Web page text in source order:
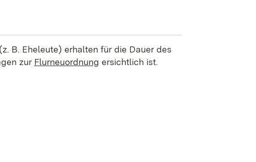
(z. B. Eheleute) erhalten für die Dauer des
zur Flurneuordnung ersichtlich ist.